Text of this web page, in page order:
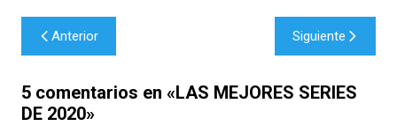
Navegación
de
entradas
Anterior Siguiente
5 comentarios en «LAS MEJORES SERIES
DE 2020»